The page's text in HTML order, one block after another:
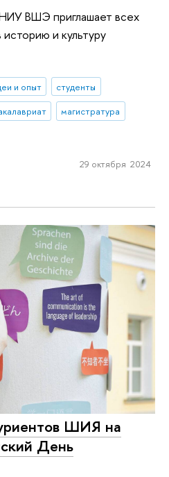
ВШЭ приглашает всех
и культуру
и опыт
студенты
магистратура
29 октября 2024
ШИЯ на
День